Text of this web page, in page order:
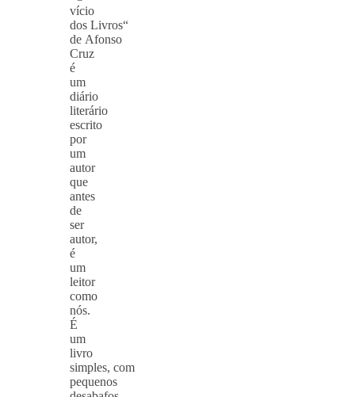
vício
dos Livros“
de Afonso
Cruz
é
um
diário
literário
escrito
por
um
autor
que
antes
de
ser
autor,
é
um
leitor
como
nós.
É
um
livro
simples, com
pequenos